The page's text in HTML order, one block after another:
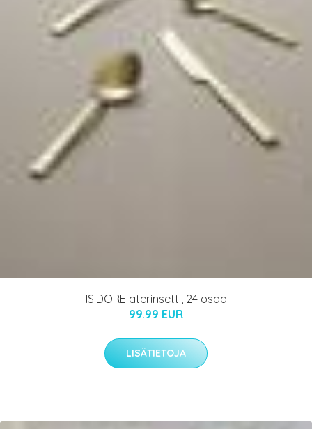
ISIDORE aterinsetti, 24 osaa
99.99 EUR
LISÄTIETOJA